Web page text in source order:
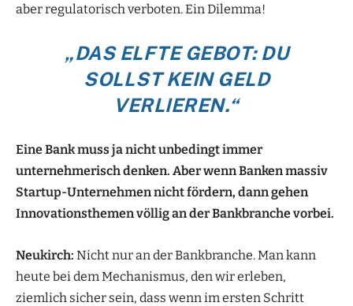
aber regulatorisch verboten. Ein Dilemma!
„DAS ELFTE GEBOT: DU
SOLLST KEIN GELD
VERLIEREN.“
Eine Bank muss ja nicht unbedingt immer
unternehmerisch denken. Aber wenn Banken massiv
Startup-Unternehmen nicht fördern, dann gehen
Innovationsthemen völlig an der Bankbranche vorbei.
Neukirch: Nicht nur an der Bankbranche. Man kann
heute bei dem Mechanismus, den wir erleben,
ziemlich sicher sein, dass wenn im ersten Schritt